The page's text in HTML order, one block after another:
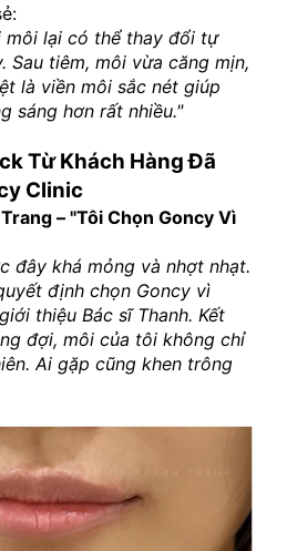
môi lại có thể thay đổi tự
Sau tiêm, môi vừa căng mịn,
là viền môi sắc nét giúp
sáng hơn rất nhiều."
Từ Khách Hàng Đã
Clinic
– "Tôi Chọn Goncy Vì
đây khá mỏng và nhợt nhạt.
định chọn Goncy vì
thiệu Bác sĩ Thanh. Kết
đợi, môi của tôi không chỉ
Ai gặp cũng khen trông